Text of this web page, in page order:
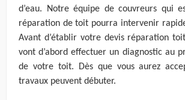
d’eau. Notre équipe de couvreurs qui
réparation de toit pourra intervenir
Avant d’établir votre devis réparation
vont d’abord effectuer un diagnostic au
de votre toit. Dès que vous aurez
travaux peuvent débuter.